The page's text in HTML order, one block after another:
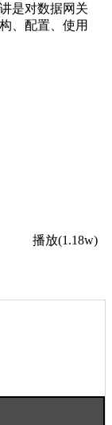
是对数据网关
、配置、使用
播放(1.18w)